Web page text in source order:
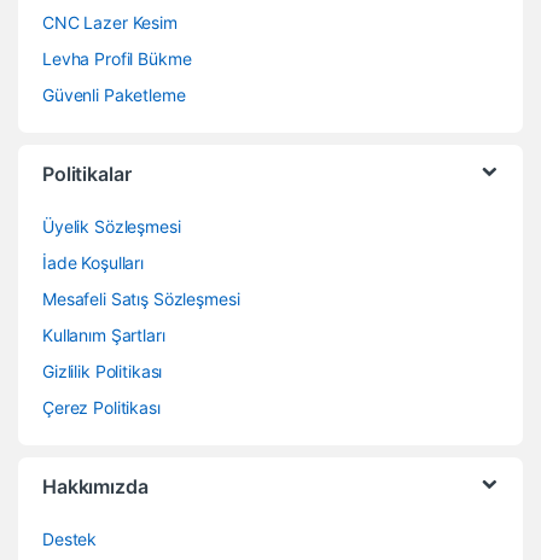
CNC Lazer Kesim
Levha Profil Bükme
Güvenli Paketleme
Politikalar
Üyelik Sözleşmesi
İade Koşulları
Mesafeli Satış Sözleşmesi
Kullanım Şartları
Gizlilik Politikası
Çerez Politikası
Hakkımızda
Destek